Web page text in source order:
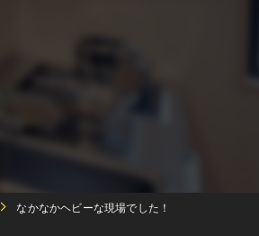
なかなかヘビーな現場でした！